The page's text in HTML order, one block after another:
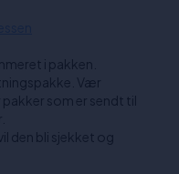
i pakken.
Vær
som er sendt til
den bli sjekket og